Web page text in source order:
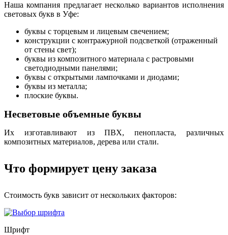
Наша компания предлагает несколько вариантов исполнения
световых букв в Уфе:
буквы с торцевым и лицевым свечением;
конструкции с контражурной подсветкой (отраженный
от стены свет);
буквы из композитного материала с растровыми
светодиодными панелями;
буквы с открытыми лампочками и диодами;
буквы из металла;
плоские буквы.
Несветовые объемные буквы
Их изготавливают из ПВХ, пенопласта, различных
композитных материалов, дерева или стали.
Что формирует цену заказа
Стоимость букв зависит от нескольких факторов:
Шрифт